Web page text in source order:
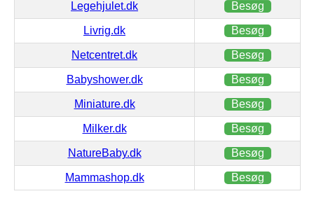
Legehjulet.dk Besøg
Livrig.dk Besøg
Netcentret.dk Besøg
Babyshower.dk Besøg
Miniature.dk Besøg
Milker.dk Besøg
NatureBaby.dk Besøg
Mammashop.dk Besøg